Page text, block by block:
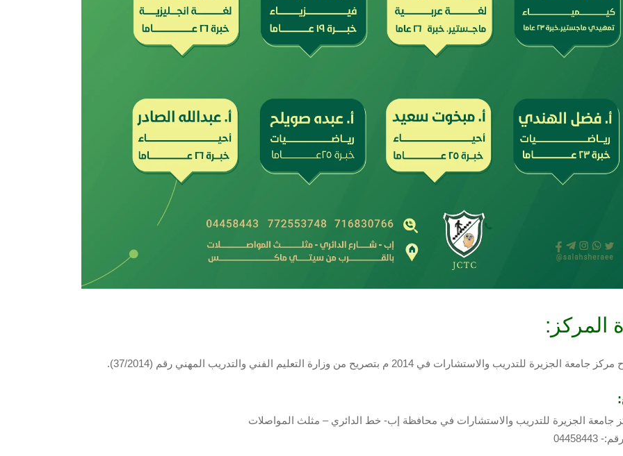
المركز:
الجزيرة للتدريب والاستشارات في 2014 م بتصريح من وزارة التعليم الفني والتدريب المهني رقم (37/2014).
جامعة الجزيرة للتدريب والاستشارات في محافظة إب- خط الدائري – مثلث المواصلات